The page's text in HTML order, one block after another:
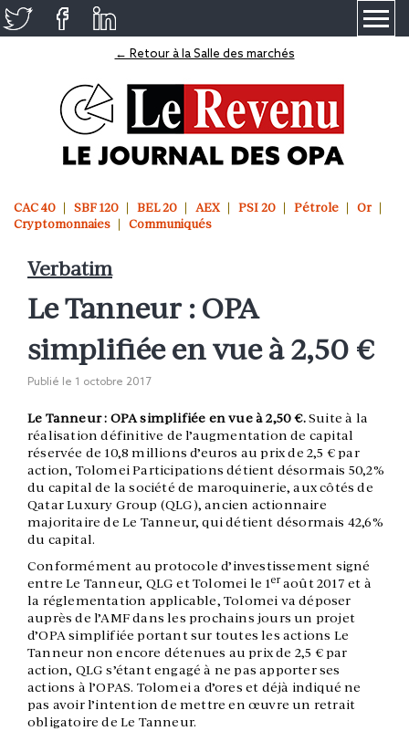
← Retour à la Salle des marchés
CAC 40 SBF 120 BEL 20 AEX PSI 20 Pétrole
Or
Cryptomonnaies
Communiqués
Verbatim
Le Tanneur : OPA
simplifiée en vue à 2,50 €
Publié le 1 octobre 2017
Le Tanneur : OPA simplifiée en vue à 2,50 €.Suite à la
réalisation définitive de l’augmentation de capital
réservée de 10,8 millions d’euros au prix de 2,5 € par
action, Tolomei Participations détient désormais 50,2%
du capital de la société de maroquinerie, aux côtés de
Qatar Luxury Group (QLG), ancien actionnaire
majoritaire de Le Tanneur, qui détient désormais 42,6%
du capital.
Conformément au protocole d’investissement signé
entre Le Tanneur, QLG et Tolomei le 1eraoût 2017 et à
la réglementation applicable, Tolomei va déposer
auprès de l’AMF dans les prochains jours un projet
d’OPA simplifiée portant sur toutes les actions Le
Tanneur non encore détenues au prix de 2,5 € par
action, QLG s’étant engagé à ne pas apporter ses
actions à l’OPAS. Tolomei a d’ores et déjà indiqué ne
pas avoir l’intention de mettre en œuvre un retrait
obligatoire de Le Tanneur.